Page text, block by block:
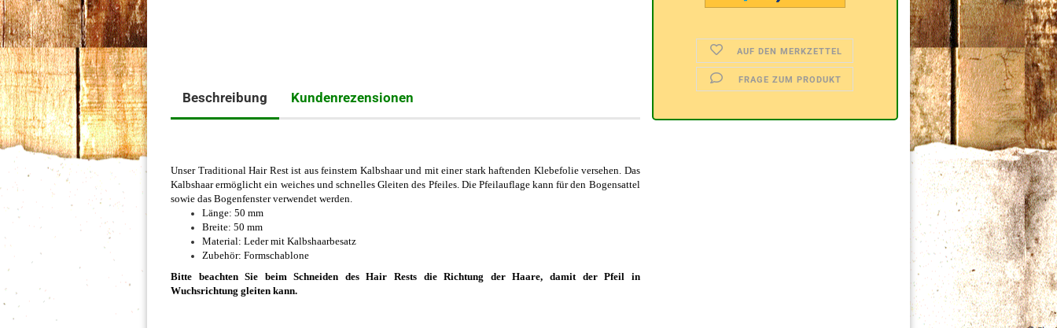
AUF DEN MERKZETTEL
FRAGE ZUM PRODUKT
Beschreibung Kundenrezensionen
Unser Traditional Hair Rest ist aus feinstem Kalbshaar und mit einer stark haftenden Klebefolie versehen. Das
Kalbshaar ermöglicht ein weiches und schnelles Gleiten des Pfeiles. Die Pfeilauflage kann für den Bogensattel
sowie das Bogenfenster verwendet werden.
Länge: 50 mm
Breite: 50 mm
Material: Leder mit Kalbshaarbesatz
Zubehör: Formschablone
Bitte beachten Sie beim Schneiden des Hair Rests die Richtung der Haare, damit der Pfeil in
Wuchsrichtung gleiten kann.